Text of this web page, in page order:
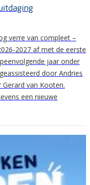
verre van compleet –
2027 af met de eerste
jaar onder
door Andries
Gerard van Kooten.
een nieuwe